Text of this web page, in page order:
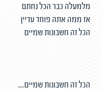
מלמעלה כבר הכל נחתם
אז ממה אתה פוחד עדיין
הכל זה חשבונות שמיים
הכל זה חשבונות שמיים...